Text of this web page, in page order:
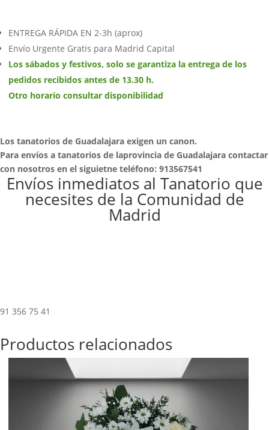
ENTREGA RÁPIDA EN 2-3h (aprox)
Envío Urgente Gratis para Madrid Capital
Los sábados y festivos, solo se garantiza la entrega de los
pedidos recibidos antes de 13.30 h.
Otro horario consultar disponibilidad
Los tanatorios de Guadalajara exigen un canon.
Para envíos a tanatorios de laprovincia de Guadalajara contactar
con nosotros en el siguietne teléfono: 913567541
Envíos inmediatos al Tanatorio que
necesites de la Comunidad de
Madrid
91 356 75 41
Productos relacionados